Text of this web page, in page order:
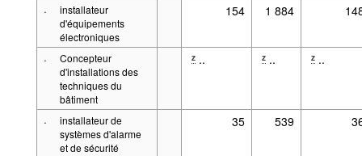
·
installateur
d'équipements
électroniques
154 1 884
·
Concepteur
d'installations des
techniques du
bâtiment
z .. z .. z ..
·
installateur de
systèmes d'alarme
et de sécurité
35 539